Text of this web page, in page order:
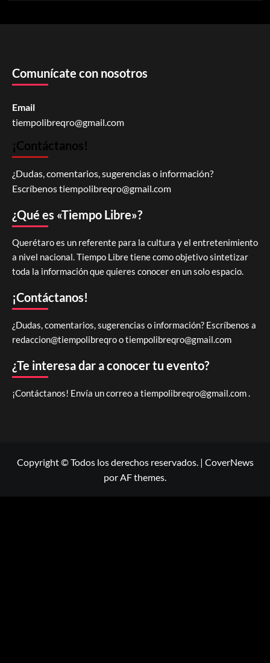
Comunícate con nosotros
Email
tiempolibreqro@gmail.com
¡Contáctanos!
¿Dudas, comentarios, sugerencias o información?
Escríbenostiempolibreqro@gmail.com
¿Qué es «Tiempo Libre»?
Querétaro es un referente para la cultura y el entretenimiento
a nivel nacional. Tiempo Libre tiene como objetivo sintetizar
toda la información que quieres conocer en un solo espacio.
¡Contáctanos!
¿Dudas, comentarios, sugerencias o información? Escríbenos a
redaccion@tiempolibreqro otiempolibreqro@gmail.com
¿Te interesa dar a conocer tu evento?
¡Contáctanos! Envía un correo a tiempolibreqro@gmail.com.
Copyright © Todos los derechos reservados. | CoverNews
por AF themes.